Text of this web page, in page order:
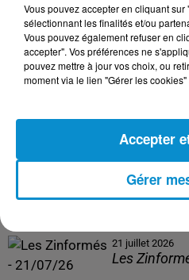
23 juillet 2026
Les
22 juillet 2026
Les
21 juillet 2026
Les
Vous pouvez accepter en cliquant
sélectionnant les finalités et/ou
Vous pouvez également refuser en
accepter". Vos préférences ne
pouvez mettre à jour vos choix, ou
moment via le lien "Gérer les
Gérer
Accepter